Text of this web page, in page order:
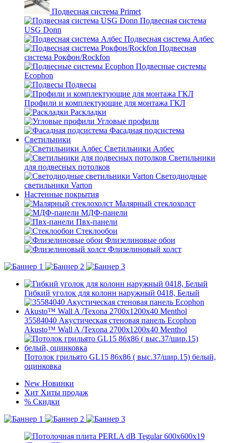
Подвесная система Primet
Подвесная система
USG Donn
Подвесная система Албес
Подвесная
система Рокфон/Rockfon
Подвесные системы
Ecophon
Подвесы
Профили и комплектующие для монтажа ГКЛ
Раскладки
Угловые профили
Фасадная подсистема
Светильники
Светильники Албес
Светильники
для подвесных потолков
Светодиодные
светильники Varton
Настенные покрытия
Малярный стеклохолст
МДФ-панели
Пвх-панели
Стеклообои
Флизелиновые обои
Флизелиновый холст
Гибкий уголок для колонн наружный 0418, Белый
35584040 Акустическая стеновая панель Ecophon
Akusto™ Wall A /Texona 2700x1200x40 Menthol
Потолок грильято GL15 86х86 ( выс.37/шир.15) белый,
оцинковка
New Новинки
Хит Хиты продаж
% Скидки